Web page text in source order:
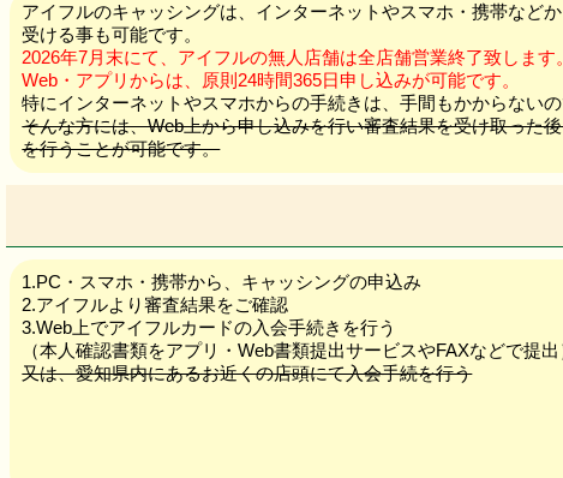
アイフルのキャッシングは、インターネットやスマホ・携帯など
受ける事も可能です。
2026年7月末にて、アイフルの無人店舗は全店舗営業終了致します。
Web・アプリからは、原則24時間365日申し込みが可能です。
特にインターネットやスマホからの手続きは、手間もかからない
そんな方には、Web上から申し込みを行い審査結果を受け取った
を行うことが可能です。
1.PC・スマホ・携帯から、キャッシングの申込み
2.アイフルより審査結果をご確認
3.Web上でアイフルカードの入会手続きを行う
（本人確認書類をアプリ・Web書類提出サービスやFAXなどで提出
又は、愛知県内にあるお近くの店頭にて入会手続を行う